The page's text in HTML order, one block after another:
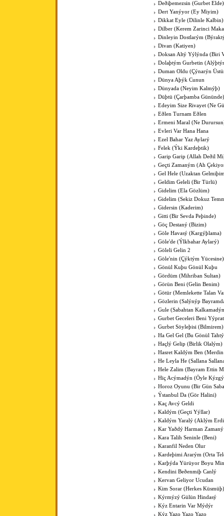
Deðiþemezsin (Gurbet Elde)
Dert Yanýyor (Ey Miyim)
Dikkat Eyle (Dilinle Kalbin)
Dilber (Kerem Zarinci
Dinleyin Dostlarým
Divan (Katiyen)
Doksan Altý Yýlýnda (Biri
Dolaþtým Gurbetin
Duman Oldu (Çýnarýn
Dünya Aþýk Cunun
Dünyada (Neyim Kalmýþ)
Düþtü (Çarþamba Gününde)
Edeyim Size Rivayet (Ne
Eðlen Turnam Eðlen
Ermeni Maral (Ne
Evleri Var Hana Hana
Ezel Bahar Yaz Aylarý
Felek (Ýki Kardeþtik)
Garip Garip (Allah Deðil
Geçti Zamaným (Ah
Gel Hele (Uzaktan
Geldim Geleli (Bir Türlü)
Gidelim (Ela Gözlüm)
Gidelim (Sekiz Dokuz
Gidersin (Kaderim)
Gitti (Bir Sevda Peþinde)
Göç Destaný (Bizim)
Göle Havasý (Kargýþlama)
Göle'de (Ýlkbahar Aylarý)
Göleli Gelin 2
Göle'nin (Çýktým Yücesine)
Gönül Kuþu Gönül Kuþu
Gördüm (Mihriban Sultan)
Görün Beni (Gelin Benim)
Götür (Memlekette Talan
Gözlerin (Salýnýp
Gule (Sabahtan
Gurbet Geceleri Beni
Gurbet Söyleþisi (Bilmirem)
Ha Gel Gel (Bu Gönül
Haçlý Gelip (Birlik Olalým)
Hasret Kaldým Ben
He Leyla He (Sallana
Hele Zalim (Bayram Ettin
Hiç Acýmadýn (Öyle
Horoz Oyunu (Bir Gün
Ýstanbul Da (Gör Halini)
Kaç Avcý Geldi
Kaldým (Geçti Yýllar)
Kaldým Yaralý (Aklým
Kar Yaðdý Harman Zamaný
Kara Talih Seninle (Beni)
Karanfil Neden Olur
Kardeþimi Ararým (Orta
Karþýda Yürüyor Boyu
Kendini Beðenmiþ Canlý
Kervan Geliyor Ucudan
Kim Sorar (Herkes Küsmüþ)
Kýrmýzý Gülün Hindasý
Kýz Entarin Var Mýdýr
Kýz Yazo Yazo Yazo